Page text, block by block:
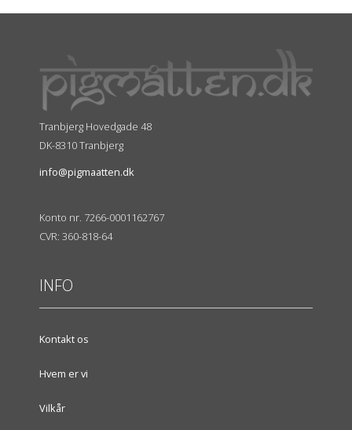
Tranbjerg Hovedgade 48
DK-8310 Tranbjerg
info@pigmaatten.dk
Konto nr. 7266-0001162767
CVR: 360-818-64
INFO
Kontakt os
Hvem er vi
Vilkår